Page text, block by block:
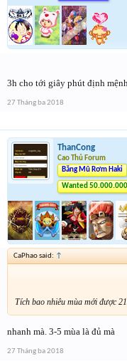
3h cho tới giây phút định
27 Tháng ba 2018
ThanCong
Cao Thủ Forum
Băng Mũ Rơm Haki
Wanted
CaPhao said: ↑
Tích bao nhiêu mùa mới được
nhanh mà. 3-5 mùa là đủ mà
27 Tháng ba 2018